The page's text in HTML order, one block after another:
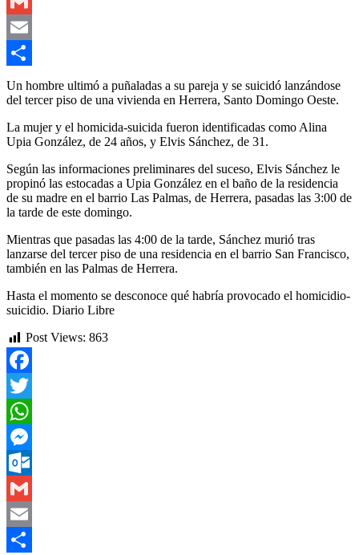
Gmail
Email
Compartir
Un hombre ultimó a puñaladas a su pareja y se suicidó lanzándose
del tercer piso de una vivienda en Herrera, Santo Domingo Oeste.
La mujer y el homicida-suicida fueron identificadas como Alina
Upia González, de 24 años, y Elvis Sánchez, de 31.
Según las informaciones preliminares del suceso, Elvis Sánchez le
propinó las estocadas a Upia González en el baño de la residencia
de su madre en el barrio Las Palmas, de Herrera, pasadas las 3:00 de
la tarde de este domingo.
Mientras que pasadas las 4:00 de la tarde, Sánchez murió tras
lanzarse del tercer piso de una residencia en el barrio San Francisco,
también en las Palmas de Herrera.
Hasta el momento se desconoce qué habría provocado el homicidio-
suicidio. Diario Libre
Post Views: 863
Facebook
Twitter
WhatsApp
Messenger
Outlook.com
Gmail
Email